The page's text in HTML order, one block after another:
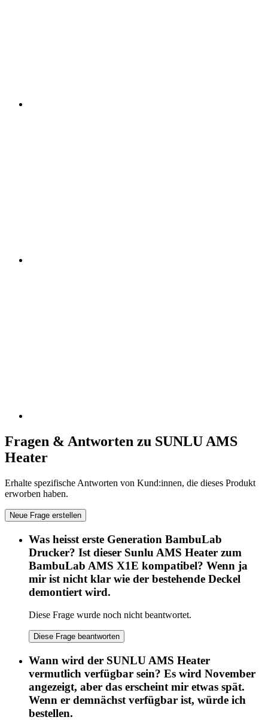
Fragen & Antworten zu SUNLU AMS
Heater
Erhalte spezifische Antworten von Kund:innen, die dieses Produkt
erworben haben.
Neue Frage erstellen
Was heisst erste Generation BambuLab
Drucker? Ist dieser Sunlu AMS Heater zum
BambuLab AMS X1E kompatibel? Wenn ja
mir ist nicht klar wie der bestehende Deckel
demontiert wird.
Diese Frage wurde noch nicht beantwortet.
Diese Frage beantworten
Wann wird der SUNLU AMS Heater
vermutlich verfügbar sein? Es wird November
angezeigt, aber das erscheint mir etwas spät.
Wenn er demnächst verfügbar ist, würde ich
bestellen.